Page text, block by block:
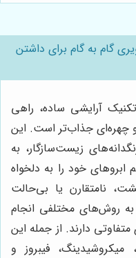
گام به گام برای داشتن
تکنیک آرایشی ساده، راهی
چهره‌ای جذاب‌تر است. این
زیست‌سازگار، به
خود را به دلخواه
نامتقارن یا بی‌حالت
روش‌های مختلفی انجام
دارند. از جمله این
فیبروز و